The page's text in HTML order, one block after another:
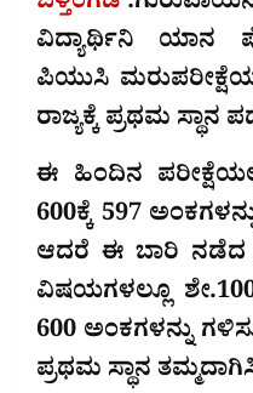
ವಿದ್ಯಾರ್ಥಿನಿ ಯಾನ
ಪಿಯುಸಿ
ರಾಜ್ಯಕ್ಕೆ ಪ್ರಥಮ ಸ್ಥಾನ
ಈ ಹಿಂದಿನ
600ಕ್ಕೆ 597
ಆದರೆ ಈ ಬಾರಿ ನಡೆದ
ವಿಷಯಗಳಲ್ಲೂ
600 ಅಂಕಗಳನ್ನು
ಪ್ರಥಮ ಸ್ಥಾನ